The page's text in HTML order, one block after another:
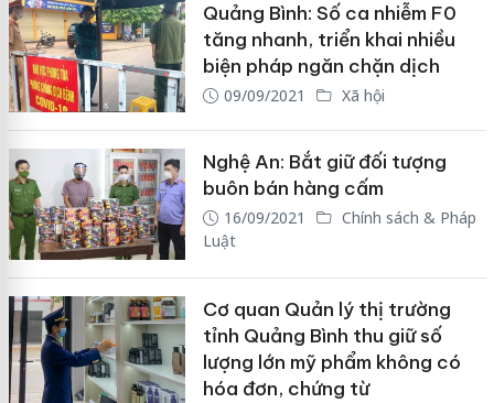
Quảng Bình: Số ca nhiễm F0
tăng nhanh, triển khai nhiều
biện pháp ngăn chặn dịch
09/09/2021 Xã hội
Nghệ An: Bắt giữ đối tượng
buôn bán hàng cấm
16/09/2021
Chính sách & Pháp
Luật
Cơ quan Quản lý thị trường
tỉnh Quảng Bình thu giữ số
lượng lớn mỹ phẩm không có
hóa đơn, chứng từ